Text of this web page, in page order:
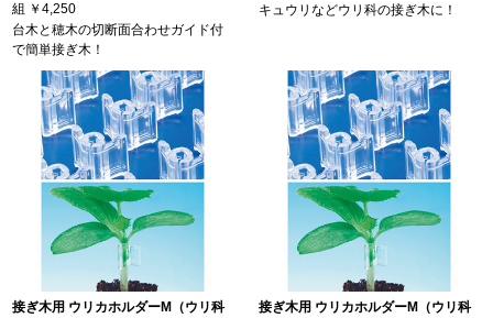
組 ￥4,250
台木と穂木の切断面合わせガイド付
で簡単接ぎ木！
キュウリなどウリ科の接ぎ木に！
接ぎ木用 ウリカホルダーM（ウリ科
接ぎ木用 ウリカホルダーM（ウリ科